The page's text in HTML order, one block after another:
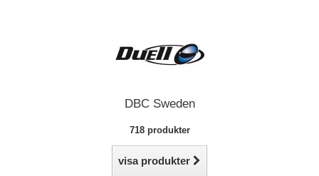
DBC Sweden
718 produkter
visa produkter